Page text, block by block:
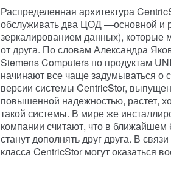
Распределенная архитектура
обслуживать два ЦОД —основной и
зеркалированием данных), которые
от друга. По словам Александра
Siemens Computers по продуктам
начинают все чаще задумываться о
версии системы CentricStor,
повышенной надежностью, растет,
такой системы. В мире же
компании считают, что в
станут дополнять друг друга. В
класса CentricStor могут оказаться